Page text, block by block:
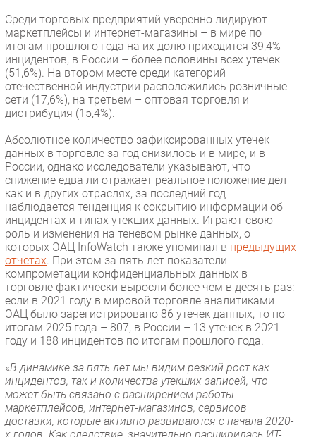
Среди торговых предприятий уверенно лидируют
маркетплейсы и интернет-магазины – в мире по
итогам прошлого года на их долю приходится 39,4%
инцидентов, в России – более половины всех утечек
(51,6%). На втором месте среди категорий
отечественной индустрии расположились розничные
сети (17,6%), на третьем – оптовая торговля и
дистрибуция (15,4%).
Абсолютное количество зафиксированных утечек
данных в торговле за год снизилось и в мире, и в
России, однако исследователи указывают, что
снижение едва ли отражает реальное положение дел –
как и в других отраслях, за последний год
наблюдается тенденция к сокрытию информации об
инцидентах и типах утекших данных. Играют свою
роль и изменения на теневом рынке данных, о
которых ЭАЦ InfoWatch также упоминал в предыдущих
отчетах . При этом за пять лет показатели
компрометации конфиденциальных данных в
торговле фактически выросли более чем в десять раз:
если в 2021 году в мировой торговле аналитиками
ЭАЦ было зарегистрировано 86 утечек данных, то по
итогам 2025 года – 807, в России – 13 утечек в 2021
году и 188 инцидентов по итогам прошлого года.
«В динамике за пять лет мы видим резкий рост как
инцидентов, так и количества утекших записей, что
может быть связано с расширением работы
маркетплейсов, интернет-магазинов, сервисов
доставки, которые активно развиваются с начала 2020-
х годов. Как следствие, значительно расширилась ИТ-